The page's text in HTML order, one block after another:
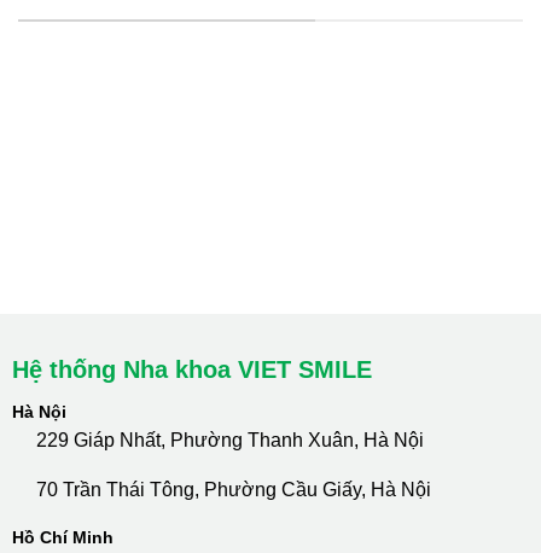
Hệ thống Nha khoa VIET SMILE
Hà Nội
229 Giáp Nhất, Phường Thanh Xuân, Hà Nội
70 Trần Thái Tông, Phường Cầu Giấy, Hà Nội
Hồ Chí Minh